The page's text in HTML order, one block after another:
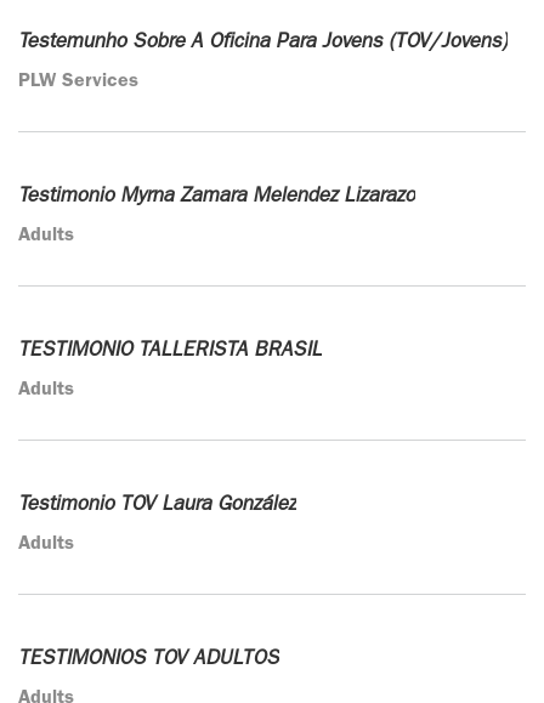
Testemunho Sobre A Oficina Para Jovens (TOV/Jovens)
PLW Services
Testimonio Myrna Zamara Melendez Lizarazo
Adults
TESTIMONIO TALLERISTA BRASIL
Adults
Testimonio TOV Laura González
Adults
TESTIMONIOS TOV ADULTOS